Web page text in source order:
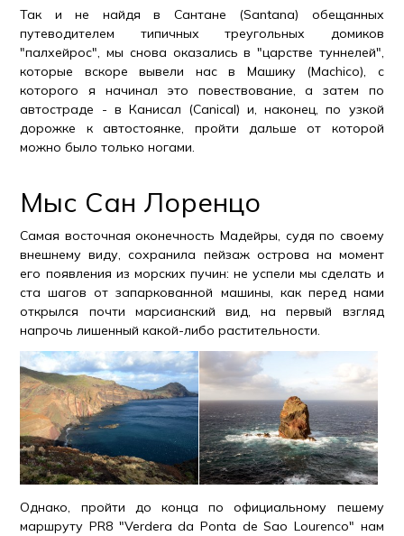
Так и не найдя в Сантане (Santana) обещанных
путеводителем типичных треугольных домиков
"палхейрос", мы снова оказались в "царстве туннелей",
которые вскоре вывели нас в Машику (Machico), с
которого я начинал это повествование, а затем по
автостраде - в Канисал (Canical) и, наконец, по узкой
дорожке к автостоянке, пройти дальше от которой
можно было только ногами.
Мыс Сан Лоренцо
Самая восточная оконечность Мадейры, судя по своему
внешнему виду, сохранила пейзаж острова на момент
его появления из морских пучин: не успели мы сделать и
ста шагов от запаркованной машины, как перед нами
открылся почти марсианский вид, на первый взгляд
напрочь лишенный какой-либо растительности.
Однако, пройти до конца по официальному пешему
маршруту PR8 "Verdera da Ponta de Sao Lourenco" нам